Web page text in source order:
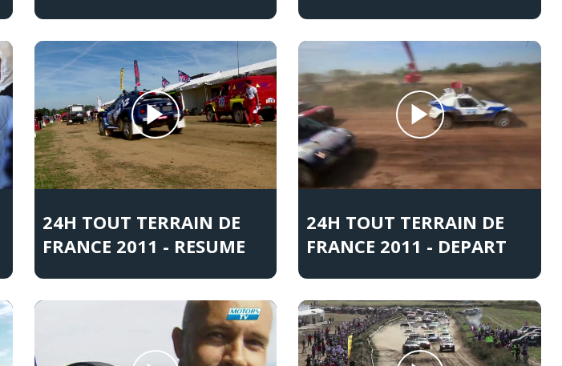
24H TOUT TERRAIN DE
FRANCE 2011 - RESUME
24H TOUT TERRAIN DE
FRANCE 2011 - DEPART